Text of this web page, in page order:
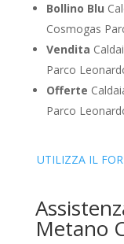
Bollino Blu
Cosmogas
Vendita
Parco
Offerte
Parco
UTILIZZA IL
Metano